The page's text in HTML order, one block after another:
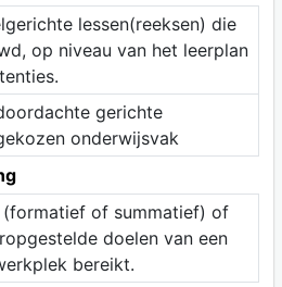
lessen(reeksen) die
op niveau van het leerplan
gerichte
onderwijsvak
of summatief) of
doelen van een
bereikt.